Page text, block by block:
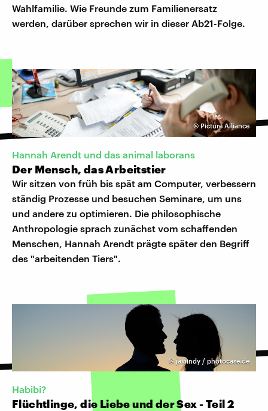
Wahlfamilie. Wie Freunde zum Familienersatz
werden, darüber sprechen wir in dieser Ab21-Folge.
© Picture Alliance
Hannah Arendt und das animal laborans
Der Mensch, das Arbeitstier
Wir sitzen von früh bis spät am Computer, verbessern
ständig Prozesse und besuchen Seminare, um uns
und andere zu optimieren. Die philosophische
Anthropologie sprach zunächst vom schaffenden
Menschen, Hannah Arendt prägte später den Begriff
des "arbeitenden Tiers".
© javiindy / photocase.de
Habibi?
Flüchtlinge, die Liebe und der Sex - Teil 2